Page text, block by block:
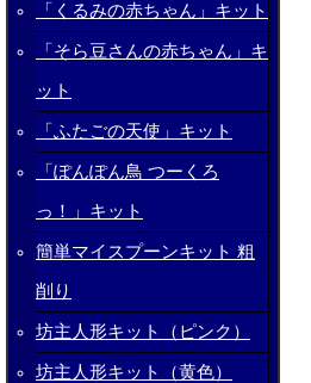
「くるみの赤ちゃん」キット
「そら豆さんの赤ちゃん」キ
ット
「ふたごの天使」キット
「ぽんぽん鳥 つーくろ
っ！」キット
簡単マイスプーンキット 粗
削り
坊主人形キット（ピンク）
坊主人形キット（黄色）